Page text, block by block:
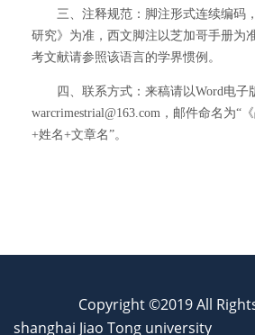
三、注释规范：脚注形式连续编码
研究》为准，西文脚注以芝加哥手册为
考文献请参照该语言的学界惯例。
四、联系方式：来稿请以Word电子
warcrimestrial@163.com，邮件命名为“
+姓名+文章名”。
Copyright ©2019 All
shanghai Jiao Tong university